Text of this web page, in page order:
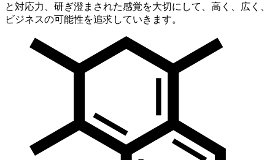
と対応力、研ぎ澄まされた感覚を大切にして、高く、広く、
ビジネスの可能性を追求していきます。